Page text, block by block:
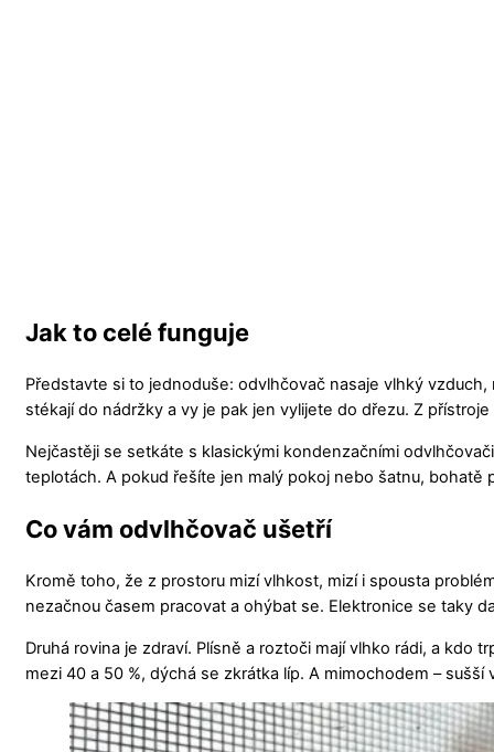
Jak to celé funguje
Představte si to jednoduše: odvlhčovač nasaje vlhký
stékají do nádržky a vy je pak jen vylijete do dřezu. Z
Nejčastěji se setkáte s klasickými kondenzačními
teplotách. A pokud řešíte jen malý pokoj nebo šatnu,
Co vám odvlhčovač ušetří
Kromě toho, že z prostoru mizí vlhkost, mizí i spousta
nezačnou časem pracovat a ohýbat se. Elektronice se taky
Druhá rovina je zdraví. Plísně a roztoči mají vlhko rádi, a
mezi 40 a 50 %, dýchá se zkrátka líp. A mimochodem –